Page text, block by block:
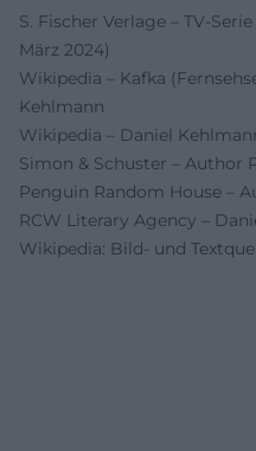
S. Fischer Verlage – TV-
März 2024)
Wikipedia – Kafka
Kehlmann
Wikipedia – Daniel
Simon & Schuster – Author
Penguin Random House –
RCW Literary Agency –
Wikipedia: Bild- und